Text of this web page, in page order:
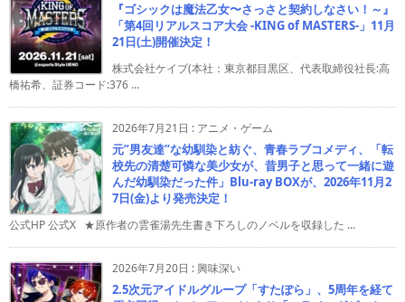
『ゴシックは魔法乙女〜さっさと契約しなさい！～』
「第4回リアルスコア大会 -KING of MASTERS-」11月
21日(土)開催決定！
株式会社ケイブ(本社：東京都目黒区、代表取締役社長:高
橋祐希、証券コード:376 ...
2026年7月21日 : アニメ・ゲーム
元”男友達”な幼馴染と紡ぐ、青春ラブコメディ、「転
校先の清楚可憐な美少女が、昔男子と思って一緒に遊
んだ幼馴染だった件」Blu-ray BOXが、2026年11月2
7日(金)より発売決定！
公式HP 公式X ★原作者の雲雀湯先生書き下ろしのノベルを収録した ...
2026年7月20日 :興味深い
2.5次元アイドルグループ「すたぽら」、5周年を経て